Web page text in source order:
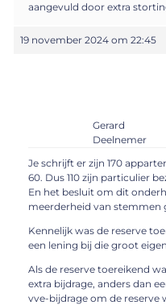
aangevuld door extra
19 november 2024 om 22:45
Gerard
Deelnemer
Je schrijft er zijn 170
60. Dus 110 zijn particulier
En het besluit om dit
meerderheid van stemmen
Kennelijk was de reserve
een lening bij die groot
Als de reserve toereikend
extra bijdrage, anders dan
vve-bijdrage om de reserve